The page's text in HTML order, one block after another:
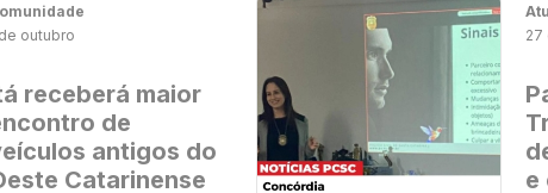
outubro
receberá maior
de
antigos do
Catarinense
27
e